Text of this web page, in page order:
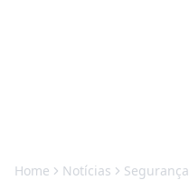
Home Notícias Segurança